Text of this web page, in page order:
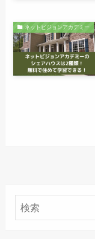
ネットビジョンアカデミー